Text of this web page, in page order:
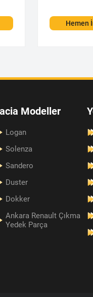
Hemen
Modeller
Logan
Solenza
Sandero
Duster
Dokker
Ankara Renault Çıkma
Yedek Parça